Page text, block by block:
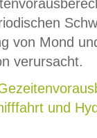
von Mond
verursacht.
und